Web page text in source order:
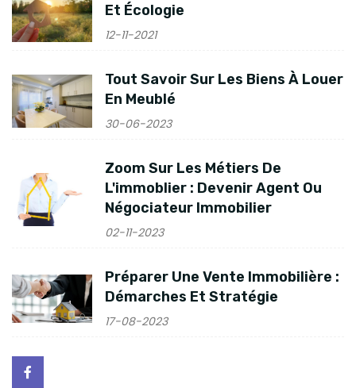
Et Écologie
12-11-2021
Tout Savoir Sur Les Biens À Louer
En Meublé
30-06-2023
Zoom Sur Les Métiers De
L'immoblier : Devenir Agent Ou
Négociateur Immobilier
02-11-2023
Préparer Une Vente Immobilière :
Démarches Et Stratégie
17-08-2023